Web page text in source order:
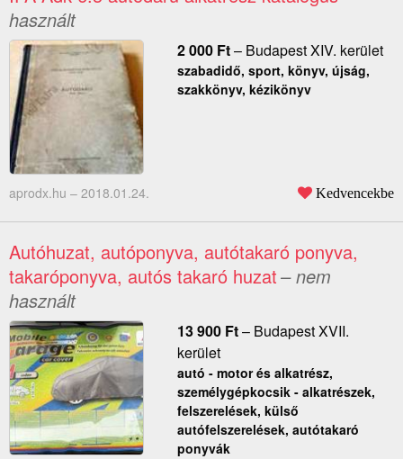
használt
2 000 Ft– Budapest XIV. kerület
szabadidő, sport, könyv, újság,
szakkönyv, kézikönyv
aprodx.hu – 2018.01.24. Kedvencekbe
Autóhuzat, autóponyva, autótakaró ponyva,
takaróponyva, autós takaró huzat– nem
használt
13 900 Ft– Budapest XVII.
kerület
autó - motor és alkatrész,
személygépkocsik - alkatrészek,
felszerelések, külső
autófelszerelések, autótakaró
ponyvák